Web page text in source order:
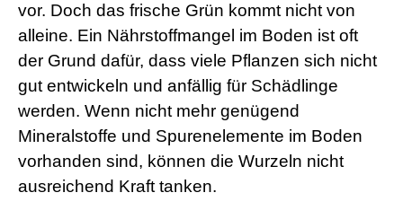
vor. Doch das frische Grün kommt nicht von
alleine. Ein Nährstoffmangel im Boden ist oft
der Grund dafür, dass viele Pflanzen sich nicht
gut entwickeln und anfällig für Schädlinge
werden. Wenn nicht mehr genügend
Mineralstoffe und Spurenelemente im Boden
vorhanden sind, können die Wurzeln nicht
ausreichend Kraft tanken.